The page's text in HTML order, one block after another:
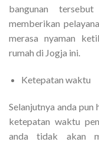
bangunan
memberikan
merasa nyaman
rumah di Jogja ini.
Ketepatan waktu
Selanjutnya anda
ketepatan waktu
anda tidak akan